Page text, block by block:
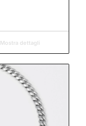
Mostra dettagli